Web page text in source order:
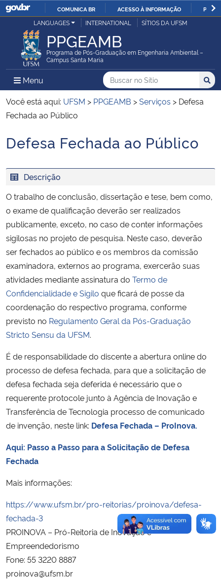
IR
PARA
O
COMUNICA BR ACESSO À INFORMAÇÃO
Ministério da Justiça e Segurança Pública
Ministério da Defesa
Ministério das Relações Exteriores
Ministério da Infraestrutura
Ministério da Agricultura, Pecuária e Abastecimento
Ministério da Cidadania
Ministério da Saúde
Ministério de Minas e Energia
Ministério da Ciência, Tecnologia, Inovações e Comunicações
Ministério do Meio Ambiente
Ministério do Turismo
Ministério do Desenvolvimento Regional
Controladoria-Geral da União
Secretaria-Geral
Gabinete de Segurança Institucional
Advocacia-Geral da União
Banco Central do Brasil
LANGUAGES INTERNATIONAL SÍTIOS DA UFSM
PPGEAMB
Programa de Pós-Graduação em Engenharia Ambiental –
Campus Santa Maria
Menu Menu Principal do Sítio
Busca
Buscar no no Sítio
Busca:
Você está aqui: UFSM > PPGEAMB >Serviços > Defesa
Fechada ao Público
Início do conteúdo
Defesa Fechada ao Público
Descrição
O trabalho de conclusão, dissertação e tese, bem como,
o exame de qualificação deverão ser realizados
publicamente, exceto, no caso de conter informações
sigilosas no projeto de pesquisa. Neste caso, deverão
ser fechados ao público e os membros da comissão
examinadora, externos ao programa, exercerão suas
atividades mediante assinatura do Termo de
Confidencialidade e Sigilo que ficará de posse da
coordenação do respectivo programa, conforme
previsto no Regulamento Geral da Pós-Graduação
Stricto Sensu da UFSM.
É de responsabilidade do discente a abertura online do
processo de defesa fechada, para que a solicitação de
defesa fechada seja deferida é necessário que o
requerente protocole junto à Agência de Inovação e
Transferência de Tecnologia processo de comunicado
de invenção, neste link: Defesa Fechada – ProInova.
Aqui: Passo a Passo para a Solicitação de Defesa
Fechada
Mais informações:
https://www.ufsm.br/pro-reitorias/proinova/defesa-
fechada-3
PROINOVA – Pró-Reitoria de Inovação e
Empreendedorismo
Fone: 55 3220 8887
proinova@ufsm.br